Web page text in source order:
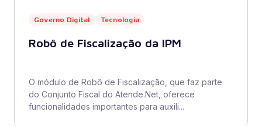
Governo Digital Tecnologia
Robô de Fiscalização da IPM
O módulo de Robô de Fiscalização, que faz parte
do Conjunto Fiscal do Atende.Net, oferece
funcionalidades importantes para auxili...